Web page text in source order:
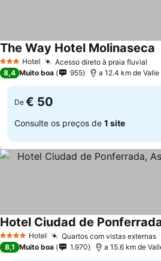
3 EstrelasHotel Acesso direto à praia fluvial
The Way Hotel Molinaseca
8,4 Muito boa 955 a 12.4 km de
De € 50
Consulte os preços de 1 site
4 EstrelasHotel Quartos com vistas externas
8,1 Muito boa 1.970 a 15.6 km de